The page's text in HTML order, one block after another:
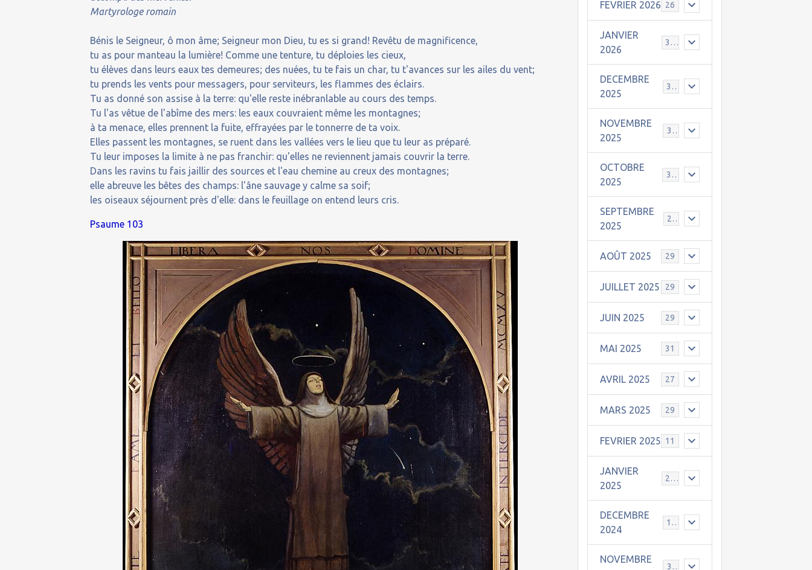
Martyrologe romain
Bénis le Seigneur, ô mon âme; Seigneur mon Dieu, tu es si grand! Revêtu de magnificence,
tu as pour manteau la lumière! Comme une tenture, tu déploies les cieux,
tu élèves dans leurs eaux tes demeures; des nuées, tu te fais un char, tu t'avances sur les ailes du vent;
tu prends les vents pour messagers, pour serviteurs, les flammes des éclairs.
Tu as donné son assise à la terre: qu'elle reste inébranlable au cours des temps.
Tu l'as vêtue de l'abîme des mers: les eaux couvraient même les montagnes;
à ta menace, elles prennent la fuite, effrayées par le tonnerre de ta voix.
Elles passent les montagnes, se ruent dans les vallées vers le lieu que tu leur as préparé.
Tu leur imposes la limite à ne pas franchir: qu'elles ne reviennent jamais couvrir la terre.
Dans les ravins tu fais jaillir des sources et l'eau chemine au creux des montagnes;
elle abreuve les bêtes des champs: l'âne sauvage y calme sa soif;
les oiseaux séjournent près d'elle: dans le feuillage on entend leurs cris.
Psaume 103
FEVRIER 2026 26
JANVIER
2026
31
DECEMBRE
2025
30
NOVEMBRE
2025
30
OCTOBRE
2025
31
SEPTEMBRE
2025
25
AOÛT 2025 29
JUILLET 2025 29
JUIN 2025 29
MAI 2025 31
AVRIL 2025 27
MARS 2025 29
FEVRIER 2025 11
JANVIER
2025
25
DECEMBRE
2024
19
NOVEMBRE
30